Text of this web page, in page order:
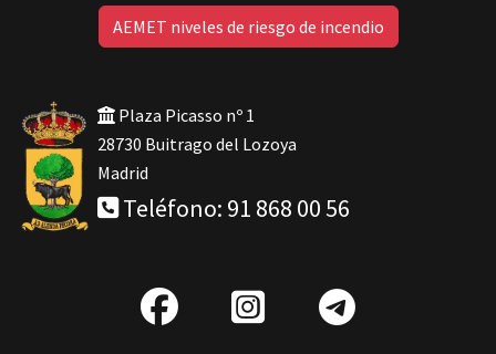
AEMET niveles de riesgo de incendio
Plaza Picasso nº 1
28730 Buitrago del Lozoya
Madrid
Teléfono: 91 868 00 56
fab
IG